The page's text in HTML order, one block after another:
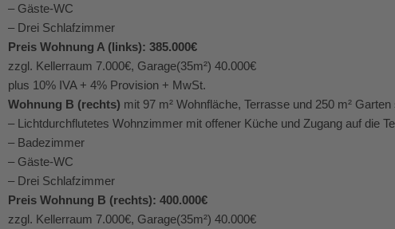
– Gäste-WC
– Drei Schlafzimmer
Preis Wohnung A (links): 385.000€
zzgl. Kellerraum 7.000€, Garage(35m²) 40.000€
plus 10% IVA + 4% Provision + MwSt.
Wohnung B (rechts) mit 97 m² Wohnfläche, Terrasse und 250 m²
– Lichtdurchflutetes Wohnzimmer mit offener Küche und Zugang auf die
– Badezimmer
– Gäste-WC
– Drei Schlafzimmer
Preis Wohnung B (rechts): 400.000€
zzgl. Kellerraum 7.000€, Garage(35m²) 40.000€